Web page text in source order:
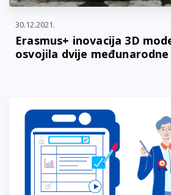
30.12.2021.
Erasmus+ inovacija 3D
osvojila dvije